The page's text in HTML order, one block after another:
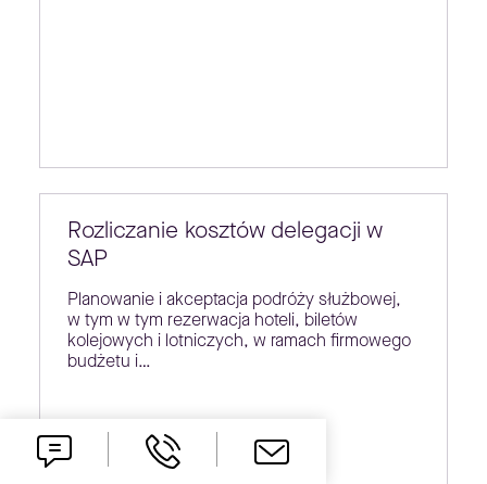
Rozliczanie kosztów delegacji w
SAP
Planowanie i akceptacja podróży służbowej,
w tym w tym rezerwacja hoteli, biletów
kolejowych i lotniczych, w ramach firmowego
budżetu i…